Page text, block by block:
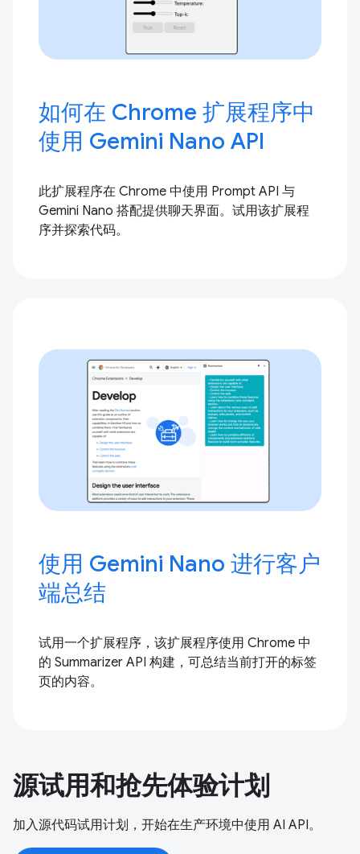
如何在 Chrome 扩展程序中
使用 Gemini Nano API
此扩展程序在 Chrome 中使用 Prompt API 与
Gemini Nano 搭配提供聊天界面。试用该扩展程
序并探索代码。
使用 Gemini Nano 进行客户
端总结
试用一个扩展程序，该扩展程序使用 Chrome 中
的 Summarizer API 构建，可总结当前打开的标签
页的内容。
源试用和抢先体验计划
加入源代码试用计划，开始在生产环境中使用 AI API。